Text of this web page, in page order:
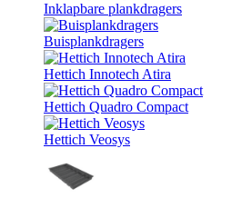
Inklapbare plankdragers
Buisplankdragers
Hettich Innotech Atira
Hettich Quadro Compact
Hettich Veosys